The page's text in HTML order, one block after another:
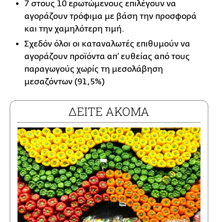
7 στους 10 ερω­τώμενους επιλέγουν να
αγοράζουν τρόφιμα με βάση την προσφορά
και την χαμηλότερη τιμή.
Σχεδόν όλοι οι καταναλωτές επιθυμούν να
αγοράζουν προϊόντα απ’ ευ­θείας από τους
παραγωγούς χωρίς τη μεσολάβηση
μεσαζόντων (91,5%)
ΔΕΙΤΕ ΑΚΟΜΑ